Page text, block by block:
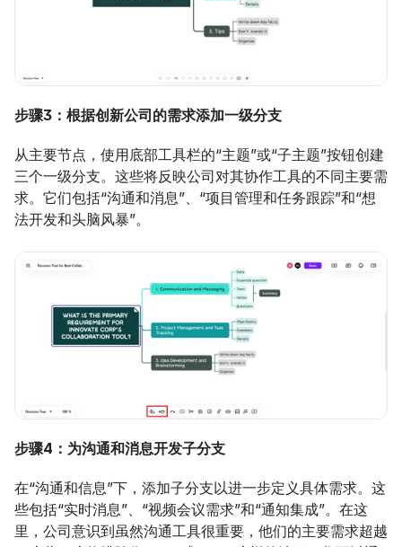
步骤3：根据创新公司的需求添加一级分支
从主要节点，使用底部工具栏的“主题”或“子主题”按钮创建
三个一级分支。这些将反映公司对其协作工具的不同主要需
求。它们包括“沟通和消息”、“项目管理和任务跟踪”和“想
法开发和头脑风暴”。
步骤4：为沟通和消息开发子分支
在“沟通和信息”下，添加子分支以进一步定义具体需求。这
些包括“实时消息”、“视频会议需求”和“通知集成”。在这
里，公司意识到虽然沟通工具很重要，他们的主要需求超越